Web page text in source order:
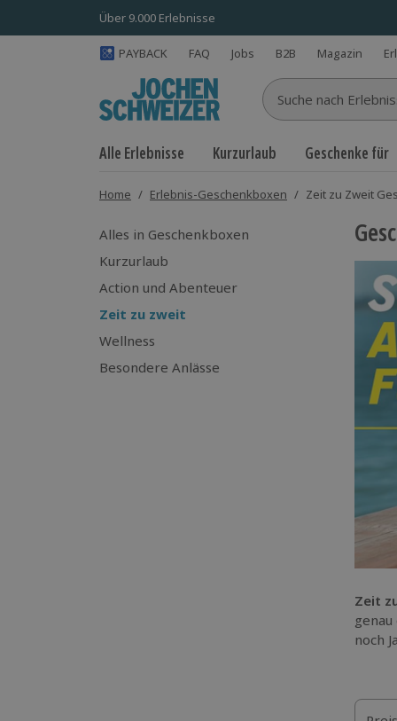
Über 9.000 Erlebnisse
PAYBACK FAQ Jobs B2B Magazin
Suche nach
Alle Erlebnisse Kurzurlaub Geschenke für
Home / Erlebnis-Geschenkboxen / Zeit zu Zweit
Alles in Geschenkboxen
Kurzurlaub
Action und Abenteuer
Zeit zu zweit
Wellness
Besondere Anlässe
Zeit
noch